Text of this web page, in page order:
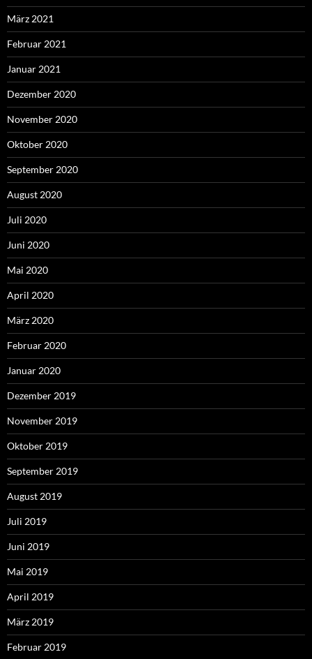
März 2021
Februar 2021
Januar 2021
Dezember 2020
November 2020
Oktober 2020
September 2020
August 2020
Juli 2020
Juni 2020
Mai 2020
April 2020
März 2020
Februar 2020
Januar 2020
Dezember 2019
November 2019
Oktober 2019
September 2019
August 2019
Juli 2019
Juni 2019
Mai 2019
April 2019
März 2019
Februar 2019